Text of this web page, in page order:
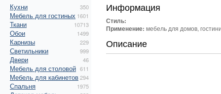
Кухни 350
Мебель для гостиных 1601
Ткани 10713
Обои 1499
Карнизы 229
Светильники 999
Двери 46
Мебель для столовой 611
Мебель для кабинетов294
Спальня 1975
Информация
Стиль:
Применение: мебель для домов,
Описание